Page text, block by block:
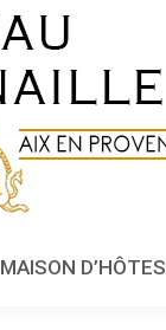
MAISON D’HÔTES